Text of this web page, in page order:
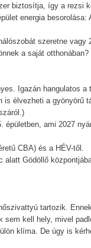
biztosítja, így a rezsi
energia besorolása:
szeretne vagy
a saját
Igazán hangulatos
élvezheti a gyönyörű
ami 2027
CBA) és a HÉV-től.
Gödöllő
tartozik.
kell hely, mivel
klíma. De úgy is